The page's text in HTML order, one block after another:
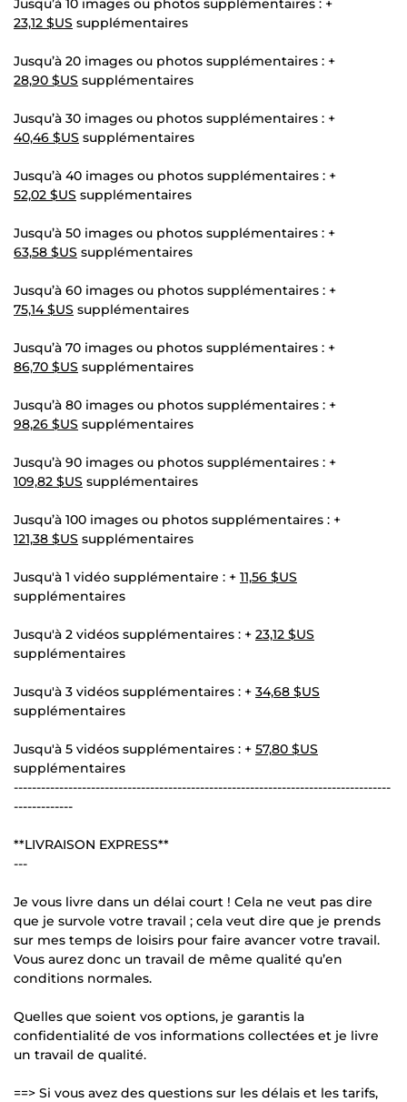
Jusqu’à 10 images ou photos supplémentaires : +
23,12 $US supplémentaires
Jusqu’à 20 images ou photos supplémentaires : +
28,90 $US supplémentaires
Jusqu’à 30 images ou photos supplémentaires : +
40,46 $US supplémentaires
Jusqu’à 40 images ou photos supplémentaires : +
52,02 $US supplémentaires
Jusqu’à 50 images ou photos supplémentaires : +
63,58 $US supplémentaires
Jusqu’à 60 images ou photos supplémentaires : +
75,14 $US supplémentaires
Jusqu’à 70 images ou photos supplémentaires : +
86,70 $US supplémentaires
Jusqu’à 80 images ou photos supplémentaires : +
98,26 $US supplémentaires
Jusqu’à 90 images ou photos supplémentaires : +
109,82 $US supplémentaires
Jusqu’à 100 images ou photos supplémentaires : +
121,38 $US supplémentaires
Jusqu'à 1 vidéo supplémentaire : + 11,56 $US
supplémentaires
Jusqu'à 2 vidéos supplémentaires : + 23,12 $US
supplémentaires
Jusqu'à 3 vidéos supplémentaires : + 34,68 $US
supplémentaires
Jusqu'à 5 vidéos supplémentaires : + 57,80 $US
supplémentaires
-----------------------------------------------------------------------------------
-------------
**LIVRAISON EXPRESS**
---
Je vous livre dans un délai court ! Cela ne veut pas dire
que je survole votre travail ; cela veut dire que je prends
sur mes temps de loisirs pour faire avancer votre travail.
Vous aurez donc un travail de même qualité qu’en
conditions normales.
Quelles que soient vos options, je garantis la
confidentialité de vos informations collectées et je livre
un travail de qualité.
==> Si vous avez des questions sur les délais et les tarifs,